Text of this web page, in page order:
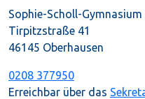
Sophie-Scholl-Gymnasium
Tirpitzstraße 41
46145 Oberhausen
0208 377950
Erreichbar über das